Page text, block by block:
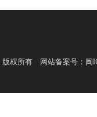
权所有 网站备案号： 闽